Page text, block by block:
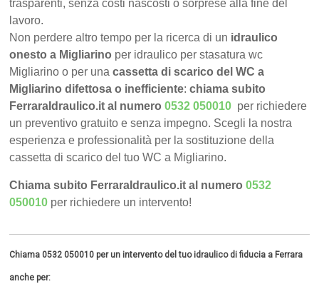
trasparenti, senza costi nascosti o sorprese alla fine del
lavoro.
Non perdere altro tempo per la ricerca di un idraulico
onesto a Migliarino per idraulico per stasatura wc
Migliarino o per unacassetta di scarico del WC a
Migliarino difettosa o inefficiente:chiama subito
FerraraIdraulico.it al numero0532 050010 per richiedere
un preventivo gratuito e senza impegno. Scegli la nostra
esperienza e professionalità per la sostituzione della
cassetta di scarico del tuo WC a Migliarino.
Chiama subito FerraraIdraulico.it al numero0532
050010 per richiedere un intervento!
Chiama 0532 050010 per un intervento del tuo idraulico di fiducia a Ferrara
anche per: